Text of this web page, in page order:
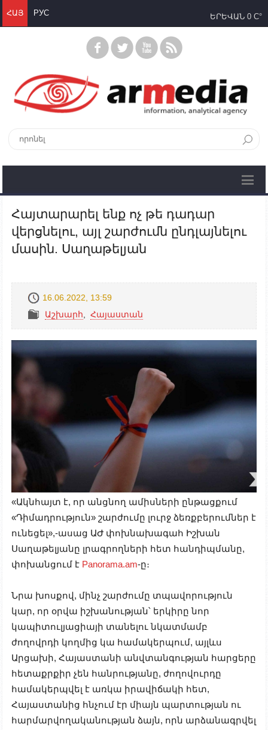
ՀԱՅ РУС ԵՐԵՎԱՆ 0 C°
Հայտարարել ենք ոչ թե դադար
վերցնելու, այլ շարժումն ընդլայնելու
մասին. Սաղաթելյան
16.06.2022, 13:59
Աշխարհ
Հայաստան
«Ակնհայտ է, որ անցնող ամիսների ընթացքում
«Դիմադրություն» շարժումը լուրջ ձեռքբերումներ է
ունեցել»,-ասաց ԱԺ փոխնախագահ Իշխան
Սաղաթելյանը լրագրողների հետ հանդիպմանը,
փոխանցում է Panorama.am-ը։
Նրա խոսքով, մինչ շարժումը տպավորություն
կար, որ օրվա իշխանության՝ երկիրը նոր
կապիտուլյացիայի տանելու նկատմամբ
ժողովրդի կողմից կա համակերպում, այլևս
Արցախի, Հայաստանի անվտանգության հարցերը
հետաքրքիր չեն հանրությանը, ժողովուրդը
համակերպվել է առկա իրավիճակի հետ,
Հայաստանից հնչում էր միայն պարտության ու
հարմարվողականության ձայն, որն արձանագրվել